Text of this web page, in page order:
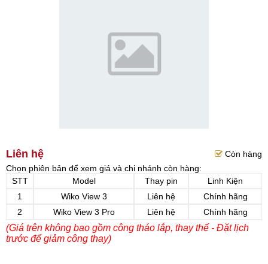
Liên hệ
Còn hàng
Chọn phiên bản để xem giá và chi nhánh còn hàng:
STT
Model Thay pin
Linh Kiện
1
Wiko View 3 Liên hệ
Chính hãng
2
Wiko View 3 Pro Liên hệ Chính hãng
(Giá trên không bao gồm công tháo lắp, thay thế - Đặt lịch
trước để giảm công thay)